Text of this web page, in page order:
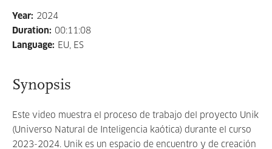
Year: 2024
Duration: 00:11:08
Language: EU, ES
Synopsis
Este video muestra el proceso de trabajo del proyecto Unik
(Universo Natural de Inteligencia kaótica) durante el curso
2023-2024. Unik es un espacio de encuentro y de creación